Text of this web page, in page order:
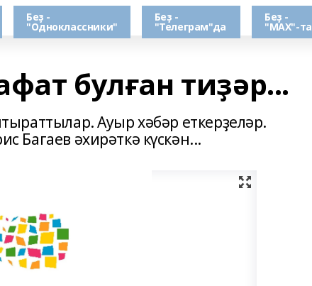
Беҙ -
"Одноклассники"
Беҙ -
"Телеграм"да
Беҙ -
"МАХ"-та
булған тиҙәр...
Ауыр хәбәр еткерҙеләр.
Багаев әхирәткә күскән...